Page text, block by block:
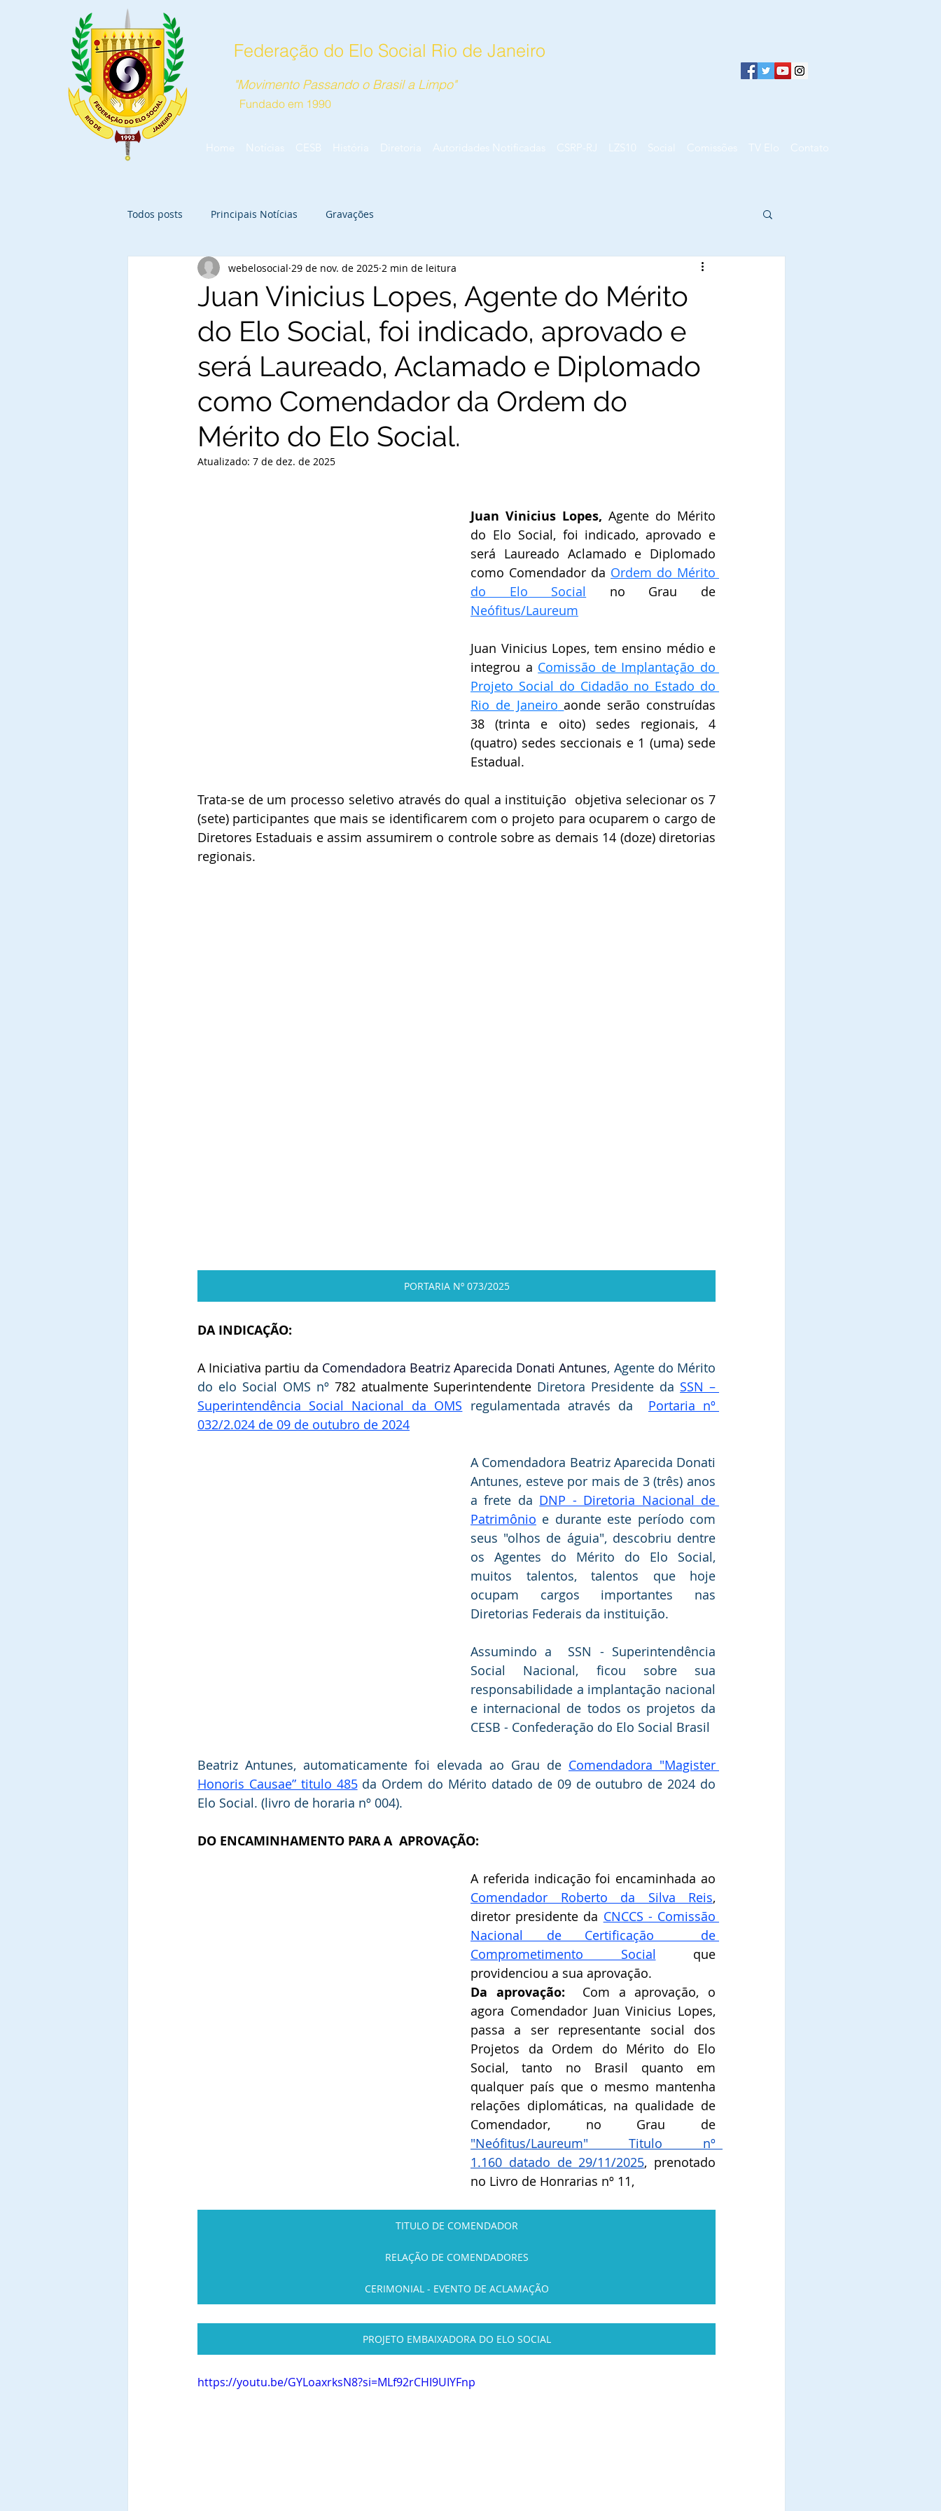
Federação do Elo Social Rio de Janeiro
"Movimento Passando o Brasil a Limpo"
Fundado em 1990
Home Notícias CESB História Diretoria Autoridades Notificadas CSRP-RJ LZS10 Social Comissões TV Elo Contato
Todos posts Principais Notícias Gravações
Juan Vinicius Lopes, Agente do Mérito
do Elo Social, foi indicado, aprovado e
será Laureado, Aclamado e Diplomado
como Comendador da Ordem do
Mérito do Elo Social.
webelosocial 29 de nov. de 2025 2 min de leitura
Atualizado: 7 de dez. de 2025
Juan Vinicius Lopes, Agente do Mérito
do Elo Social, foi indicado, aprovado e
será Laureado Aclamado e Diplomado
como Comendador da Ordem do Mérito
do Elo Social
Neófitus/Laureum
Juan Vinicius Lopes, tem ensino médio e
integrou a Comissão de Implantação do
Projeto Social do Cidadão no Estado do
Rio de Janeiro aonde serão construídas
38 (trinta e oito) sedes regionais, 4
(quatro) sedes seccionais e 1 (uma) sede
Estadual.
Trata-se de um processo seletivo através do qual a instituição  objetiva selecionar os 7
(sete) participantes que mais se identificarem com o projeto para ocuparem o cargo de
Diretores Estaduais e assim assumirem o controle sobre as demais 14 (doze) diretorias
regionais.
PORTARIA Nº 073/2025
DA INDICAÇÃO:
A Iniciativa partiu da Comendadora Beatriz Aparecida Donati Antunes, Agente do Mérito
do elo Social OMS nº 782 atualmente Superintendente Diretora Presidente da SSN –
Superintendência Social Nacional da OMS regulamentada através da Portaria nº
032/2.024 de 09 de outubro de 2024
A Comendadora Beatriz Aparecida Donati
Antunes, esteve por mais de 3 (três) anos
a frete da DNP - Diretoria Nacional de
Patrimônio e durante este período com
seus "olhos de águia", descobriu dentre
os Agentes do Mérito do Elo Social,
muitos talentos, talentos que hoje
ocupam cargos importantes nas
Diretorias Federais da instituição.
Assumindo a  SSN - Superintendência
Social Nacional, ficou sobre sua
responsabilidade a implantação nacional
e internacional de todos os projetos da
CESB - Confederação do Elo Social Brasil
Beatriz Antunes, automaticamente foi elevada ao Grau de Comendadora "Magister
Honoris Causae” titulo 485 da Ordem do Mérito datado de 09 de outubro de 2024 do
Elo Social. (livro de horaria nº 004).
DO ENCAMINHAMENTO PARA A  APROVAÇÃO:
Comendador Roberto da Silva Reis,
diretor presidente da CNCCS - Comissão
Nacional de Certificação  de
Comprometimento Social
que
providenciou a sua aprovação.
Da aprovação: Com a aprovação, o
agora Comendador Juan Vinicius Lopes,
passa a ser representante social dos
Projetos da Ordem do Mérito do Elo
Social, tanto no Brasil quanto em
qualquer país que o mesmo mantenha
relações diplomáticas, na qualidade de
"Neófitus/Laureum" Titulo nº
1.160 datado de 29/11/2025, prenotado
no Livro de Honrarias nº 11,
TITULO DE COMENDADOR
RELAÇÃO DE COMENDADORES
CERIMONIAL - EVENTO DE ACLAMAÇÃO
PROJETO EMBAIXADORA DO ELO SOCIAL
https://youtu.be/GYLoaxrksN8?si=MLf92rCHI9UIYFnp